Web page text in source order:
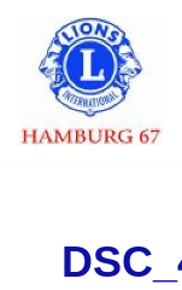
Zum
Inhalt
springen